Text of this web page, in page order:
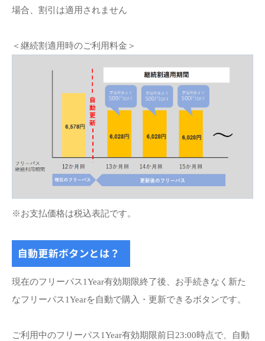
場合、割引は適用されません
＜継続割適用時のご利用料金＞
※お支払価格は税込表記です。
現在のフリーパス1Year有効期限終了後、お手続きなく新た
なフリーパス1Yearを自動で購入・更新できるボタンです。
ご利用中のフリーパス1Year有効期限前日23:00時点で、自動